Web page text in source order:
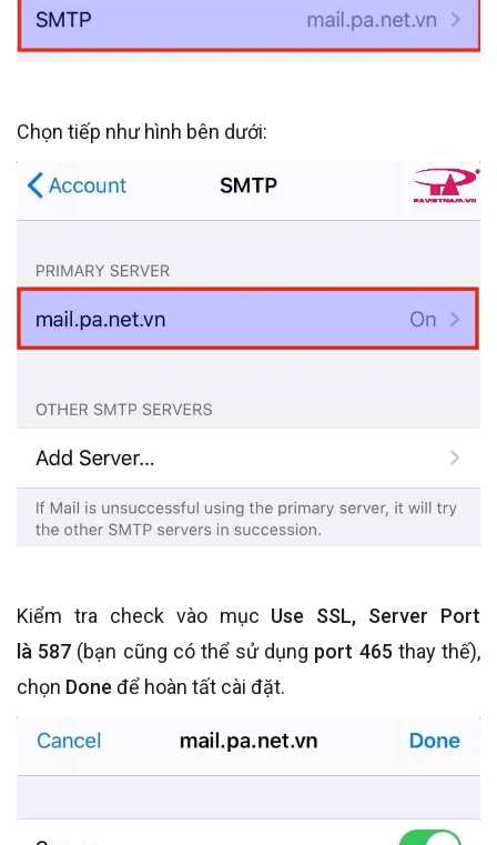
Chọn tiếp như hình bên dưới:
Kiểm tra check vào mục Use SSL, Server Port
là 587 (bạn cũng có thể sử dụng port 465 thay thế),
chọn Done để hoàn tất cài đặt.